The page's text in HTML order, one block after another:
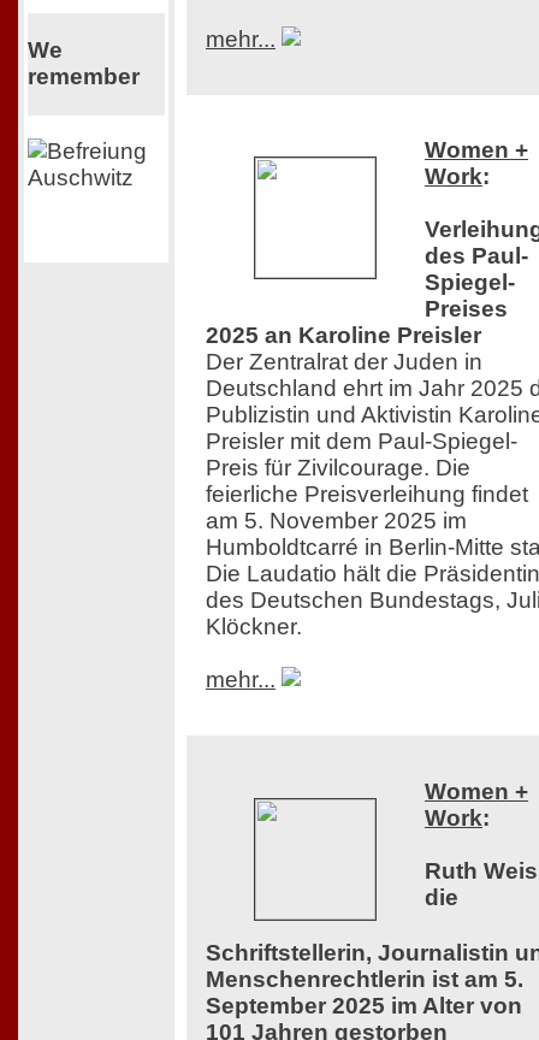
We
remember
mehr...
Women +
Work:
des Paul-
Spiegel-
Preises
2025 an Karoline Preisler
Der Zentralrat der Juden in
Deutschland ehrt im Jahr 2025
Publizistin und Aktivistin
Preisler mit dem Paul-Spiegel-
Preis für Zivilcourage. Die
feierliche Preisverleihung findet
am 5. November 2025 im
Humboldtcarré in Berlin-Mitte
Die Laudatio hält die Präsidentin
des Deutschen Bundestags,
Klöckner.
mehr...
Women +
Work:
Ruth
die
Schriftstellerin, Journalistin
Menschenrechtlerin ist am 5.
September 2025 im Alter von
101 Jahren gestorben